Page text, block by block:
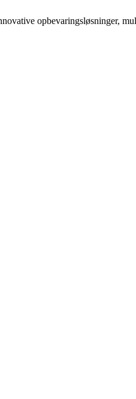
opbevaringsløsninger,